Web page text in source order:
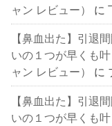
ャン レビュー）
に
【鼻血出た】引退
いの１つが早くも
ャン レビュー）
に
【鼻血出た】引退
いの１つが早くも